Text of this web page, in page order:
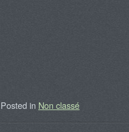
Posted in Non classé